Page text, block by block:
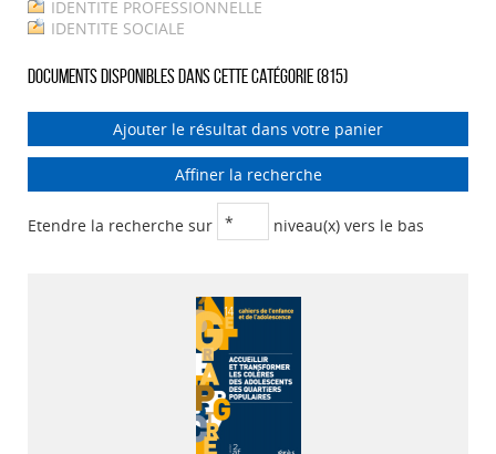
IDENTITE PROFESSIONNELLE
IDENTITE SOCIALE
Documents disponibles dans cette catégorie (815)
Ajouter le résultat dans votre panier
Affiner la recherche
Etendre la recherche sur niveau(x) vers le bas